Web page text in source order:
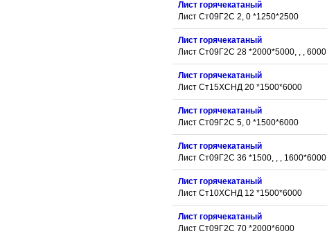
Лист горячекатаный
Лист Ст09Г2С 2, 0 *1250*2500
Лист горячекатаный
Лист Ст09Г2С 28 *2000*5000, , , 6000
Лист горячекатаный
Лист Ст15ХСНД 20 *1500*6000
Лист горячекатаный
Лист Ст09Г2С 5, 0 *1500*6000
Лист горячекатаный
Лист Ст09Г2С 36 *1500, , , 1600*6000
Лист горячекатаный
Лист Ст10ХСНД 12 *1500*6000
Лист горячекатаный
Лист Ст09Г2С 70 *2000*6000